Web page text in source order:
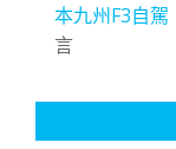
本九州F3自
言